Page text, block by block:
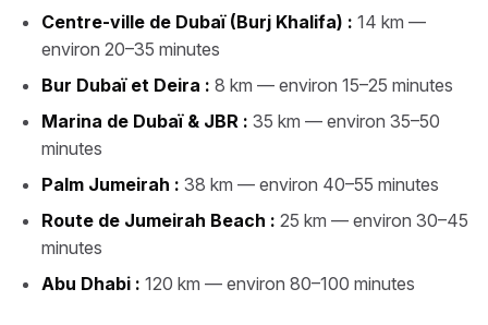
Centre-ville de Dubaï (Burj Khalifa) : 14 km —
environ 20–35 minutes
Bur Dubaï et Deira : 8 km — environ 15–25 minutes
Marina de Dubaï & JBR : 35 km — environ 35–50
minutes
Palm Jumeirah : 38 km — environ 40–55 minutes
Route de Jumeirah Beach : 25 km — environ 30–45
minutes
Abu Dhabi : 120 km — environ 80–100 minutes